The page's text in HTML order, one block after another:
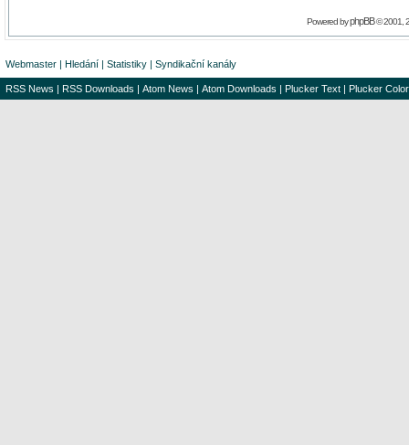
Powered byphpBB© 2001,
Webmaster | Hledání | Statistiky | Syndikační kanály
RSS News | RSS Downloads | Atom News | Atom Downloads | Plucker Text | Plucker Color